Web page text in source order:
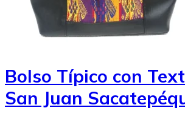
Bolso Típico con
San Juan